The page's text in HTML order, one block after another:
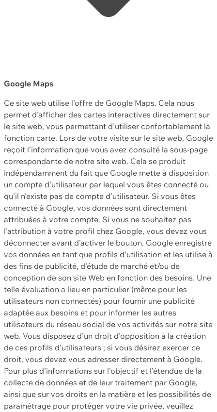
Google Maps
Ce site web utilise l'offre de Google Maps. Cela nous
permet d'afficher des cartes interactives directement sur
le site web, vous permettant d'utiliser confortablement la
fonction carte. Lors de votre visite sur le site web, Google
reçoit l'information que vous avez consulté la sous-page
correspondante de notre site web. Cela se produit
indépendamment du fait que Google mette à disposition
un compte d'utilisateur par lequel vous êtes connecté ou
qu'il n'existe pas de compte d'utilisateur. Si vous êtes
connecté à Google, vos données sont directement
attribuées à votre compte. Si vous ne souhaitez pas
l'attribution à votre profil chez Google, vous devez vous
déconnecter avant d'activer le bouton. Google enregistre
vos données en tant que profils d'utilisation et les utilise à
des fins de publicité, d'étude de marché et/ou de
conception de son site Web en fonction des besoins. Une
telle évaluation a lieu en particulier (même pour les
utilisateurs non connectés) pour fournir une publicité
adaptée aux besoins et pour informer les autres
utilisateurs du réseau social de vos activités sur notre site
web. Vous disposez d'un droit d'opposition à la création
de ces profils d'utilisateurs ; si vous désirez exercer ce
droit, vous devez vous adresser directement à Google.
Pour plus d'informations sur l'objectif et l'étendue de la
collecte de données et de leur traitement par Google,
ainsi que sur vos droits en la matière et les possibilités de
paramétrage pour protéger votre vie privée, veuillez